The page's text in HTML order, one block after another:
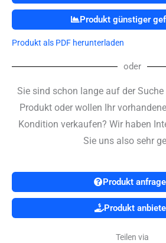
Produkt günstiger
Produkt als PDF herunterladen
oder
Sie sind schon lange auf der
Produkt oder wollen Ihr
Kondition verkaufen? Wir haben
Sie uns also sehr
Produkt
Produkt
Teilen via